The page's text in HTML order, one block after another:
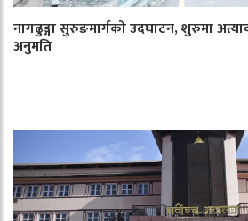
नागढुङ्गा सुरुङमार्गको उदघाटन, शुरुमा
अनुमति